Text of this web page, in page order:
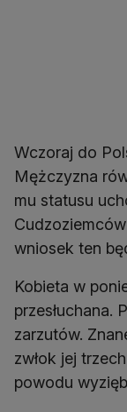
Wczoraj do
Mężczyzna
mu statusu
wniosek ten
Kobieta w
przesłuchana.
zarzutów.
zwłok jej
powodu